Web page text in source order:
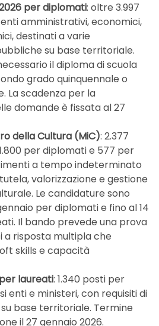
per diplomati: oltre 3.997
amministrativi, economici,
destinati a varie
su base territoriale.
il diploma di scuola
grado quinquennale o
La scadenza per la
domande è fissata al 27
della Cultura (MiC): 2.377
per diplomati e 577 per
a tempo indeterminato
valorizzazione e gestione
Le candidature sono
per diplomati e fino al 14
Il bando prevede una prova
a risposta multipla che
skills e capacità
laureati: 1.340 posti per
enti e ministeri, con requisiti di
base territoriale. Termine
il 27 gennaio 2026.